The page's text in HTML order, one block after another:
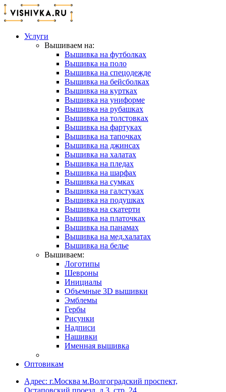
Услуги
Вышиваем на:
Вышивка на футболках
Вышивка на поло
Вышивка на спецодежде
Вышивка на бейсболках
Вышивка на куртках
Вышивка на униформе
Вышивка на рубашках
Вышивка на толстовках
Вышивка на фартуках
Вышивка на тапочках
Вышивка на джинсах
Вышивка на халатах
Вышивка на пледах
Вышивка на шарфах
Вышивка на сумках
Вышивка на галстуках
Вышивка на подушках
Вышивка на скатерти
Вышивка на платочках
Вышивка на панамах
Вышивка на мед.халатах
Вышивка на белье
Вышиваем:
Логотипы
Шевроны
Инициалы
Объемные 3D вышивки
Эмблемы
Гербы
Рисунки
Надписи
Нашивки
Именная вышивка
Оптовикам
Адрес: г.Москва м.Волгоградский проспект,
Остаповский проезд, д.3, стр. 24